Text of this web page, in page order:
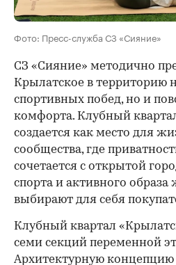
Фото: Пресс-служба СЗ «Сияние»
СЗ «Сияние» методично
Крылатское в территорию
спортивных побед, но и
комфорта. Клубный
создается как место для
сообщества, где
сочетается с открытой
спорта и активного
выбирают для себя
Клубный квартал
семи секций переменной
Архитектурную концепцию